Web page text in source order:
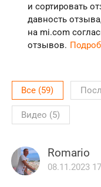
и сортировать
давность
на mi.com
отзывов.
Все (59)
Видео (5)
Romario
08.11.2023